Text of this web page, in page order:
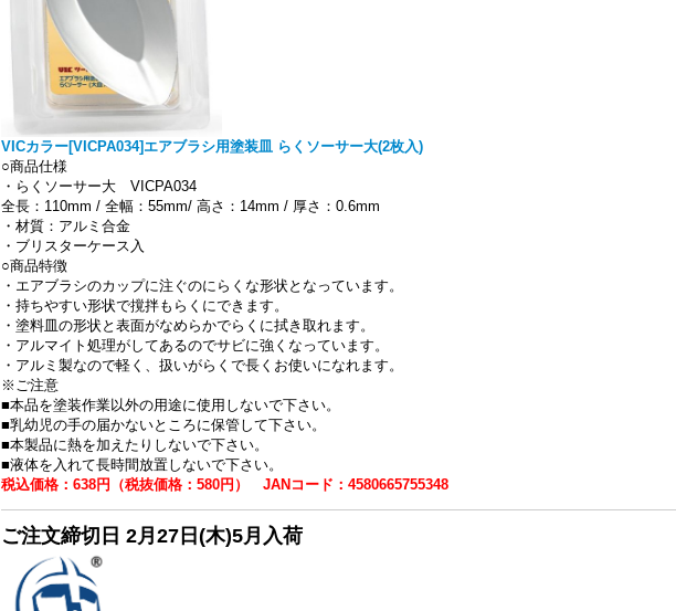
VICカラー[VICPA034]エアブラシ用塗装皿 らくソーサー大(2枚入)
○商品仕様
・らくソーサー大 VICPA034
全長：110mm / 全幅：55mm/ 高さ：14mm / 厚さ：0.6mm
・材質：アルミ合金
・ブリスターケース入
○商品特徴
・エアブラシのカップに注ぐのにらくな形状となっています。
・持ちやすい形状で撹拌もらくにできます。
・塗料皿の形状と表面がなめらかでらくに拭き取れます。
・アルマイト処理がしてあるのでサビに強くなっています。
・アルミ製なので軽く、扱いがらくで長くお使いになれます。
※ご注意
■本品を塗装作業以外の用途に使用しないで下さい。
■乳幼児の手の届かないところに保管して下さい。
■本製品に熱を加えたりしないで下さい。
■液体を入れて長時間放置しないで下さい。
税込価格：638円（税抜価格：580円） JANコード：4580665755348
ご注文締切日 2月27日(木)5月入荷